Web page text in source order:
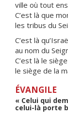
ville où tout
C’est là que
les tribus du
C’est là
au nom du
C’est là le
le siège de la
ÉVANGILE
« Celui qui
celui-là porte